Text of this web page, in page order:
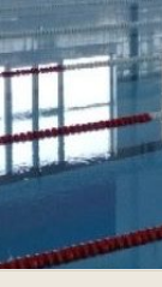
Перейти к